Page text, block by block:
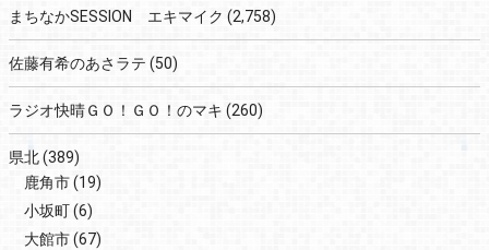
まちなかSESSION エキマイク (2,758)
佐藤有希のあさラテ (50)
ラジオ快晴ＧＯ！ＧＯ！のマキ (260)
県北(389)
鹿角市(19)
小坂町(6)
大館市(67)